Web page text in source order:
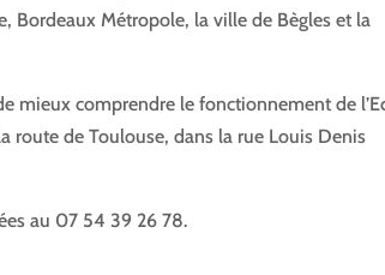
Bordeaux Métropole, la ville de Bègles et la
mieux comprendre le fonctionnement de
route de Toulouse, dans la rue Louis Denis
au 07 54 39 26 78.